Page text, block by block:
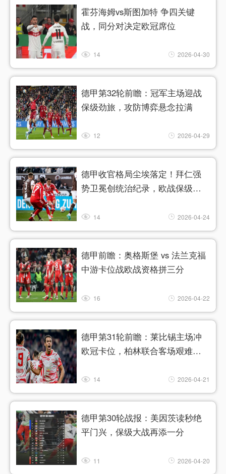
霍芬海姆vs斯图加特 争四关键
战，同分对决定欧冠席位
14 2026-04-30
德甲第32轮前瞻：冠军主场迎战
保级劲旅，攻防博弈悬念拉满
12 2026-04-29
德甲收官格局尘埃落定！拜仁强
势卫冕创统治纪录，欧战保级疯
14 2026-04-24
德甲前瞻：奥格斯堡 vs 法兰克福
中游卡位战欧战资格拼三分
16 2026-04-22
德甲第31轮前瞻：莱比锡主场冲
欧冠卡位，柏林联合客场艰难求
14 2026-04-21
德甲第30轮战报：美因茨读秒绝
平门兴，保级大战再添一分
11 2026-04-20